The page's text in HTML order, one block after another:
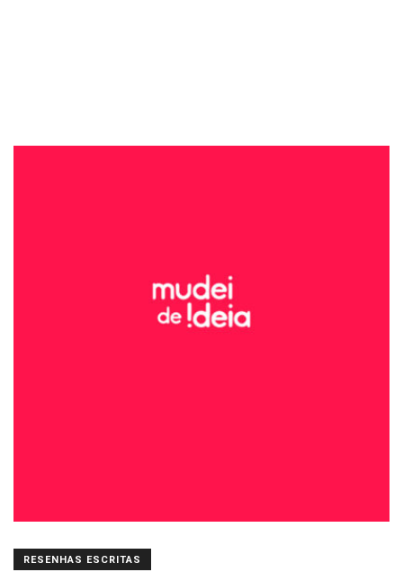
RESENHAS ESCRITAS